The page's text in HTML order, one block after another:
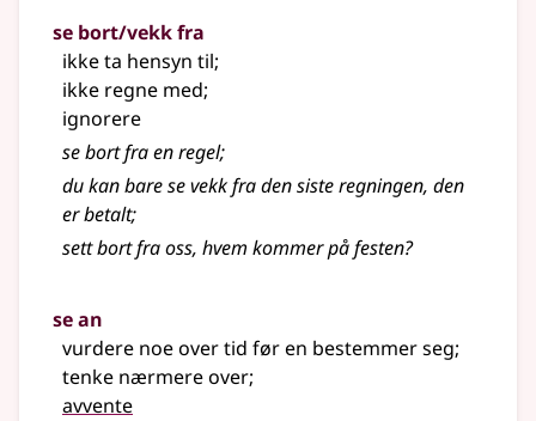
se bort/vekk fra
ikke ta hensyn til;
ikke regne med;
ignorere
se bort fra en regel;
du kan bare se vekk fra den siste regningen, den
er betalt;
sett bort fra oss, hvem kommer på festen?
se an
vurdere noe over tid før en bestemmer seg;
tenke nærmere over;
avvente